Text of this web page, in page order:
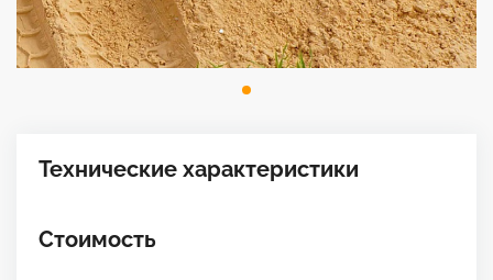
Технические характеристики
Стоимость